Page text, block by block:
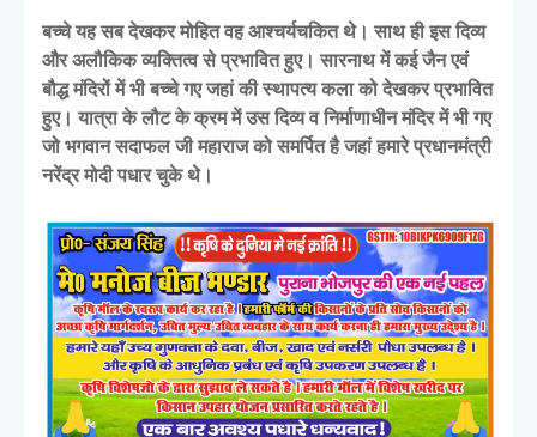
बच्चे यह सब देखकर मोहित वह आश्चर्यचकित थे। साथ ही इस दिव्य
और अलौकिक व्यक्तित्व से प्रभावित हुए। सारनाथ में कई जैन एवं
बौद्ध मंदिरों में भी बच्चे गए जहां की स्थापत्य कला को देखकर प्रभावित
हुए। यात्रा के लौट के क्रम में उस दिव्य व निर्माणाधीन मंदिर में भी गए
जो भगवान सदाफल जी महाराज को समर्पित है जहां हमारे प्रधानमंत्री
नरेंद्र मोदी पधार चुके थे।